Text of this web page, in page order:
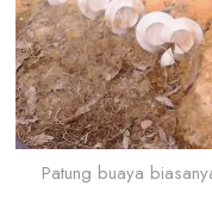
Patung buaya